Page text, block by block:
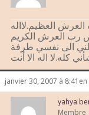
العرش العظيم.لااله
الى نفسي طرفة
janvier 30, 2007 à 8:41
yahya
Membre